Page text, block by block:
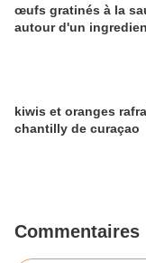
œufs gratinés à la sauce aurore:
autour d'un
kiwis et oranges
chantilly de curaçao
Commentaires